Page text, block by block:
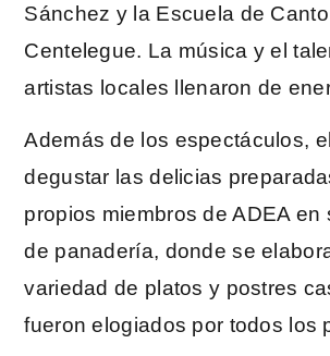
Sánchez y la Escuela de
Centelegue. La música y el
artistas locales llenaron de
Además de los espectáculos,
degustar las delicias
propios miembros de ADEA en
de panadería, donde se
variedad de platos y postres
fueron elogiados por todos los